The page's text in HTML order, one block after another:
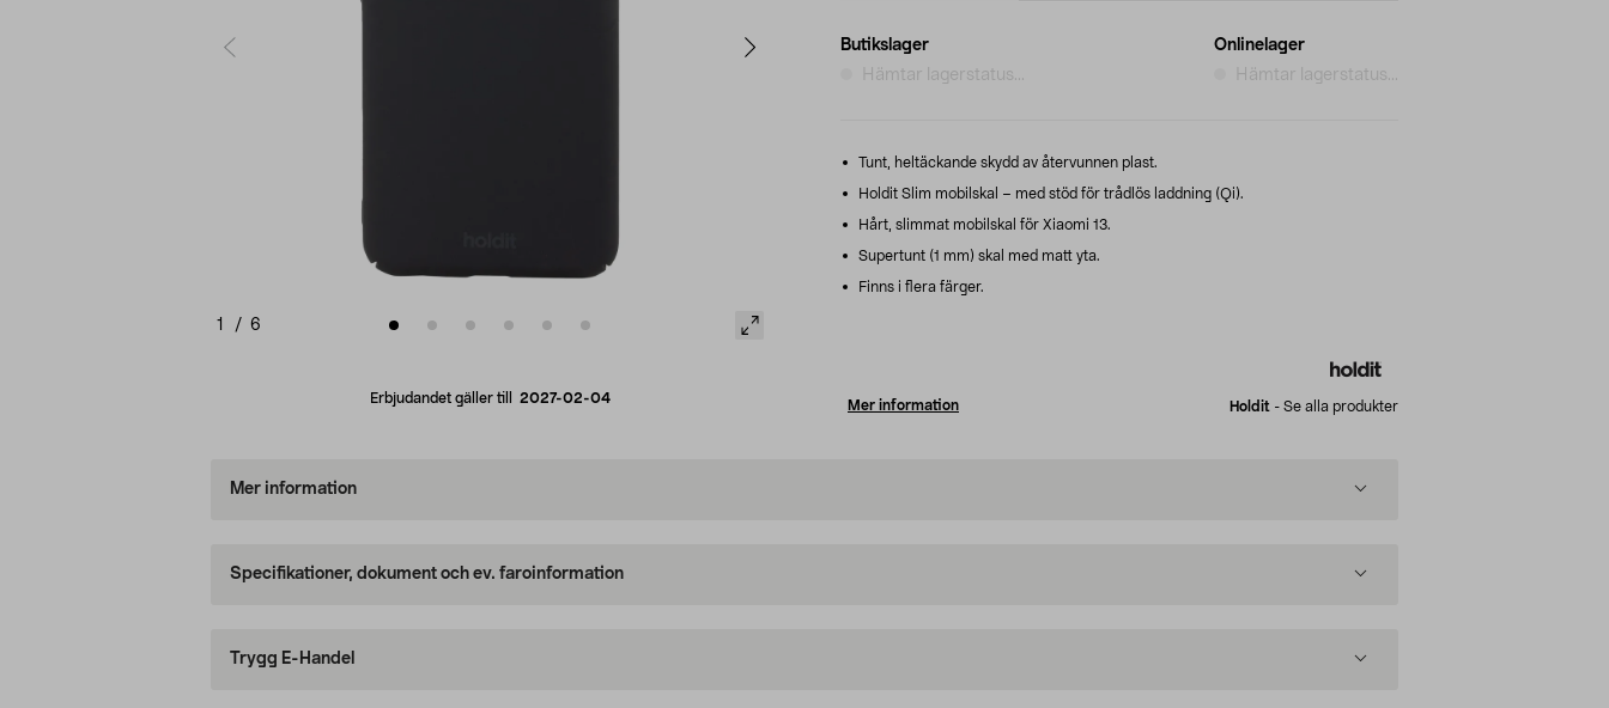
1 / 6
Erbjudandet gäller till 2027-02-04
Butikslager
Hämtar lagerstatus...
Onlinelager
Hämtar lagerstatus...
Tunt, heltäckande skydd av återvunnen plast.
Holdit Slim mobilskal – med stöd för trådlös laddning (Qi).
Hårt, slimmat mobilskal för Xiaomi 13.
Supertunt (1 mm) skal med matt yta.
Finns i flera färger.
Mer information Holdit - Se alla produkter
Mer information
Specifikationer, dokument och ev. faroinformation
Trygg E-Handel